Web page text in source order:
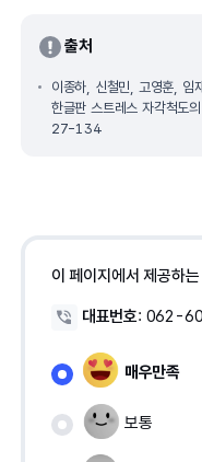
출처
이종하, 신철민, 고영훈,
한글판 스트레스 자각척도
27-134
이 페이지에서 제공하
대표번호: 062-
매우만족
보통